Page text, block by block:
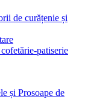
de curățenie și
patiserie
și Prosoape de